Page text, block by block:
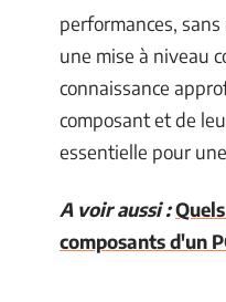
performances,
une mise à niveau
connaissance
composant et de
essentielle pour
A voir aussi :
composants d'un